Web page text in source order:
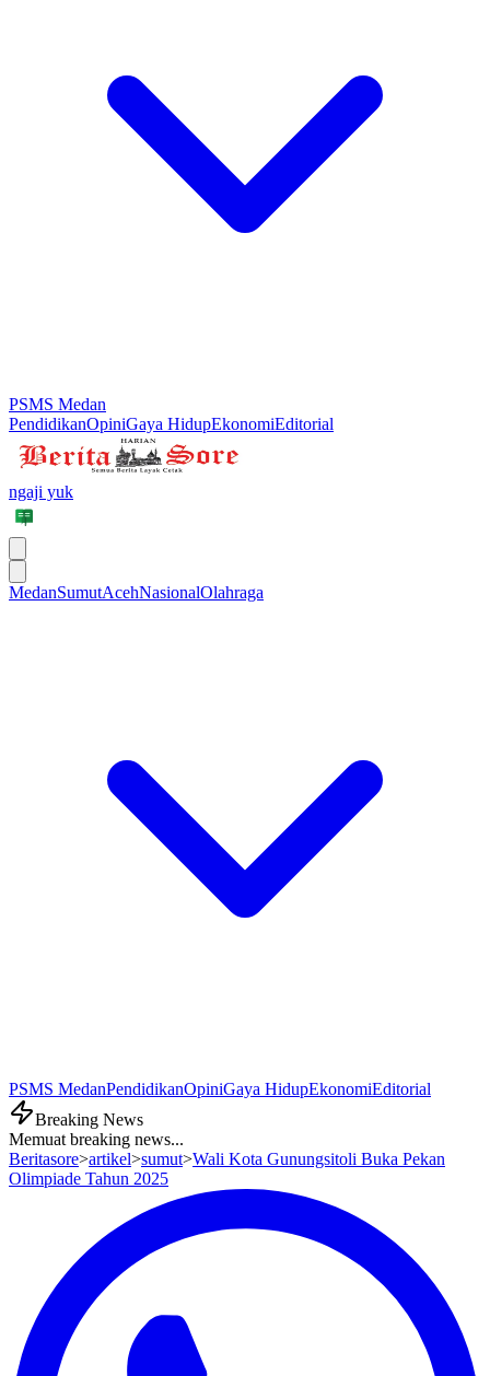
PSMS Medan
PendidikanOpiniGaya HidupEkonomiEditorial
ngaji yuk
MedanSumutAcehNasionalOlahraga
PSMS MedanPendidikanOpiniGaya HidupEkonomiEditorial
Breaking News
Memuat breaking news...
Beritasore>artikel>sumut>Wali Kota Gunungsitoli Buka Pekan
Olimpiade Tahun 2025